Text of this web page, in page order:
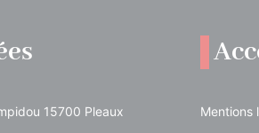
15700 Pleaux Mentions